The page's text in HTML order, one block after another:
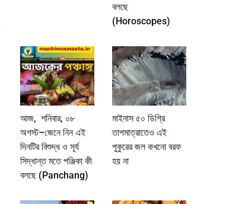
বলছে
(Horoscopes)
আজ, শনিবার, ০৮
অগস্ট–জেনে নিন এই
দিনটির বিশুদ্ধ ও সূর্য
সিদ্ধান্ত মতে পঞ্জিকা কী
বলছে (Panchang)
মাইনাস ৫০ ডিগ্রি
তাপমাত্রাতেও এই
পুকুরের জল কখনো বরফ
হয় না